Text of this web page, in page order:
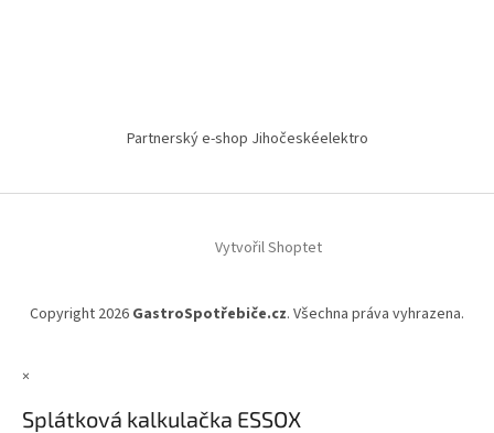
Partnerský e-shop Jihočeskéelektro
Vytvořil Shoptet
Copyright 2026 GastroSpotřebiče.cz. Všechna práva vyhrazena.
×
Splátková kalkulačka ESSOX